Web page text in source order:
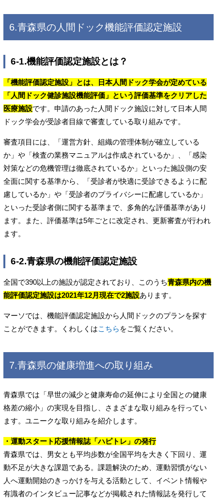
6.青森県の人間ドック機能評価認定施設
6-1.機能評価認定施設とは？
「機能評価認定施設」とは、日本人間ドック学会が定めている
「人間ドック健診施設機能評価」という評価基準をクリアした
医療施設です。申請のあった人間ドック施設に対して日本人間
ドック学会が受診者目線で審査している取り組みです。
審査項目には、「運営方針、組織の管理体制が確立している
か」や「検査の業務マニュアルは作成されているか」、「感染
対策などの危機管理は徹底されているか」といった施設側の安
全面に関する基準から、「受診者が快適に受診できるように配
慮しているか」や「受診者のプライバシーに配慮しているか」
といった受診者側に関する基準まで、多角的な評価基準があり
ます。また、評価基準は5年ごとに改定され、更新審査が行われ
ます。
6-2.青森県の機能評価認定施設
全国で390以上の施設が認定されており、このうち青森県内の機
能評価認定施設は2021年12月現在で2施設あります。
マーソでは、機能評価認定施設から人間ドックのプランを探す
ことができます。くわしくはこちら をご覧ください。
7.青森県の健康増進への取り組み
青森県では「早世の減少と健康寿命の延伸により全国との健康
格差の縮小」の実現を目指し、さまざまな取り組みを行ってい
ます。ユニークな取り組みを紹介します。
・運動スタート応援情報誌「ハピトレ」の発行
青森県では、男女とも平均歩数が全国平均を大きく下回り、運
動不足が大きな課題である。課題解決のため、運動習慣がない
人へ運動開始のきっかけを与える活動として、イベント情報や
有識者のインタビュー記事などが掲載された情報誌を発行して